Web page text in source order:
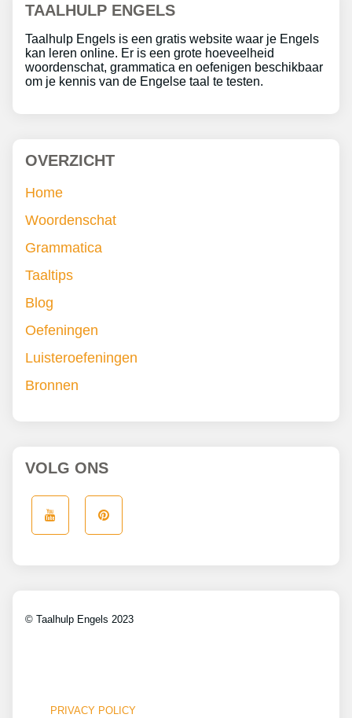
TAALHULP ENGELS
Taalhulp Engels is een gratis website waar je Engels
kan leren online. Er is een grote hoeveelheid
woordenschat, grammatica en oefenigen beschikbaar
om je kennis van de Engelse taal te testen.
OVERZICHT
Home
Woordenschat
Grammatica
Taaltips
Blog
Oefeningen
Luisteroefeningen
Bronnen
VOLG ONS
© Taalhulp Engels 2023
PRIVACY POLICY